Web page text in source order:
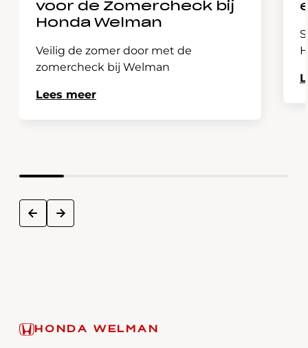
voor de Zomercheck bij
Honda Welman
Veilig de zomer door met de
zomercheck bij Welman
Lees meer
prev next
HONDA WELMAN